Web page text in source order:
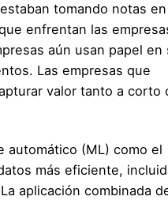
tomando notas en
enfrentan las
aún usan papel en
Las empresas que
valor tanto a corto
automático (ML) como el
más eficiente,
aplicación combinada